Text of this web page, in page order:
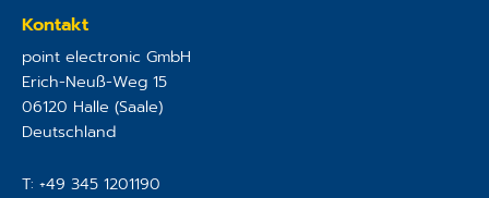
Kontakt
point electronic GmbH
Erich-Neuß-Weg 15
06120 Halle (Saale)
Deutschland
T: +49 345 1201190